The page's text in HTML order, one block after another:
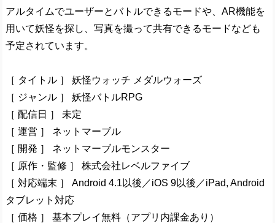
アルタイムでユーザーとバトルできるモードや、AR機能を
用いて妖怪を探し、写真を撮って共有できるモードなども
予定されています。
［ タイトル ］ 妖怪ウォッチ メダルウォーズ
［ ジャンル ］ 妖怪バトルRPG
［ 配信日 ］ 未定
［ 運営 ］ ネットマーブル
［ 開発 ］ ネットマーブルモンスター
［ 原作・監修 ］ 株式会社レベルファイブ
［ 対応端末 ］ Android 4.1以後／iOS 9以後／iPad, Android
タブレット対応
［ 価格 ］ 基本プレイ無料（アプリ内課金あり）